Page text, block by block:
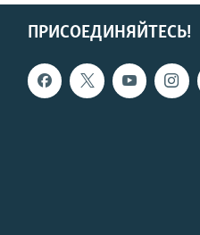
ПРИСОЕДИНЯЙТЕСЬ!